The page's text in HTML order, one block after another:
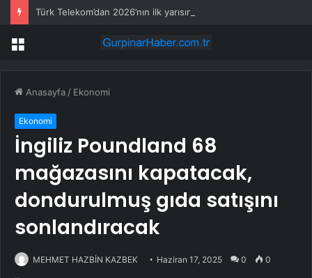
Türk Telekom’dan 2026’nın ilk yarısında 17,2 milyar TL kâr
Menü
Anasayfa / Ekonomi
Ekonomi
İngiliz Poundland 68
mağazasını kapatacak,
dondurulmuş gıda satışını
sonlandıracak
MEHMET HAZBİN KAZBEK Haziran 17, 2025 0 0